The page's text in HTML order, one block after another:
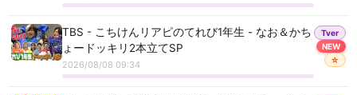
TBS - こちけんリアピのてれび1年生 - なお＆かち
ょードッキリ2本立てSP
2026/08/08 09:34
Tver
NEW
☆